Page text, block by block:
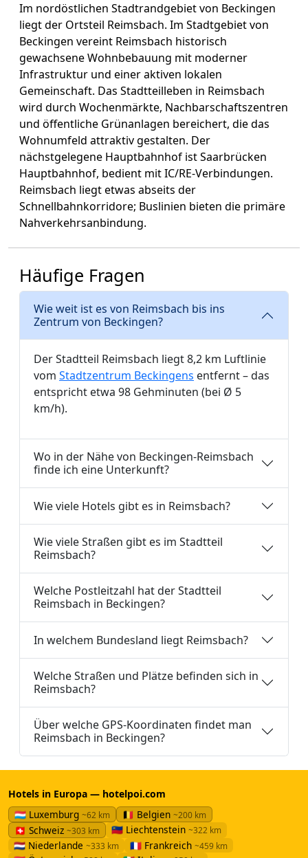
Im nordöstlichen Stadtrandgebiet von Beckingen
liegt der Ortsteil Reimsbach. Im Stadtgebiet von
Beckingen vereint Reimsbach historisch
gewachsene Wohnbebauung mit moderner
Infrastruktur und einer aktiven lokalen
Gemeinschaft. Das Stadtteilleben in Reimsbach
wird durch Wochenmärkte, Nachbarschaftszentren
und öffentliche Grünanlagen bereichert, die das
Wohnumfeld attraktiv gestalten. Der
nächstgelegene Hauptbahnhof ist Saarbrücken
Hauptbahnhof, bedient mit IC/RE-Verbindungen.
Reimsbach liegt etwas abseits der
Schnellbahnkorridore; Buslinien bieten die primäre
Nahverkehrsanbindung.
Häufige Fragen
Wie weit ist es von Reimsbach bis ins
Zentrum von Beckingen?
Der Stadtteil Reimsbach liegt 8,2 km Luftlinie
vom Stadtzentrum Beckingens entfernt – das
entspricht etwa 98 Gehminuten (bei Ø 5
km/h).
Wo in der Nähe von Beckingen-Reimsbach
finde ich eine Unterkunft?
Wie viele Hotels gibt es in Reimsbach?
Wie viele Straßen gibt es im Stadtteil
Reimsbach?
Welche Postleitzahl hat der Stadtteil
Reimsbach in Beckingen?
In welchem Bundesland liegt Reimsbach?
Welche Straßen und Plätze befinden sich in
Reimsbach?
Über welche GPS-Koordinaten findet man
Reimsbach in Beckingen?
Hotels in Europa — hotelpoi.com
🇱🇺 Luxemburg ~62 km 🇧🇪 Belgien ~200 km
🇨🇭 Schweiz ~303 km 🇱🇮 Liechtenstein ~322 km
🇳🇱 Niederlande ~333 km 🇫🇷 Frankreich ~459 km